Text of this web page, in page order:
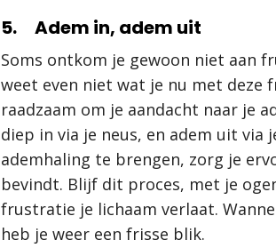
5. Adem in, adem uit
Soms ontkom je gewoon niet aan
weet even niet wat je nu met deze
raadzaam om je aandacht naar je
diep in via je neus, en adem uit via
ademhaling te brengen, zorg je
bevindt. Blijf dit proces, met je
frustratie je lichaam verlaat.
heb je weer een frisse blik.